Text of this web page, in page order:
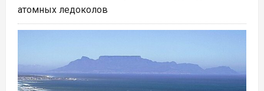
атомных ледоколов